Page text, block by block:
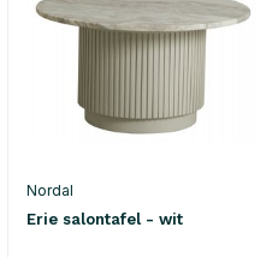
Nordal
Erie salontafel - wit